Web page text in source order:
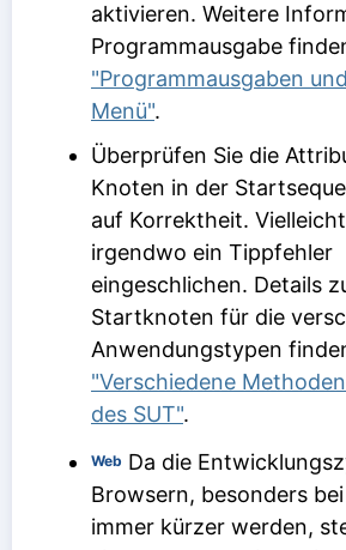
aktivieren. Weitere
Programmausgabe
"Programmausgaben
Menü".
Überprüfen Sie die
Knoten in der
auf Korrektheit.
irgendwo ein Tippfehler
eingeschlichen. Details
Startknoten für die
Anwendungstypen
"Verschiedene
des SUT".
Web Da die
Browsern, besonders
immer kürzer werden,